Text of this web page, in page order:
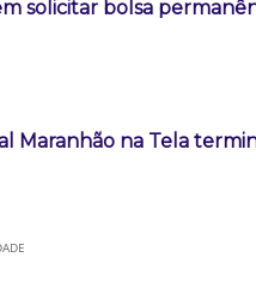
solicitar bolsa
Maranhão na Tela